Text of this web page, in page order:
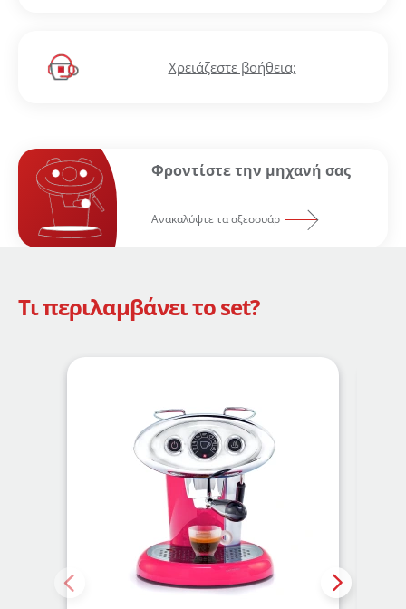
Χρειάζεστε βοήθεια;
Φροντίστε την μηχανή σας
Ανακαλύψτε τα αξεσουάρ
Τι περιλαμβάνει το set?